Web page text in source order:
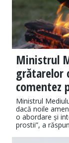
Ministrul
grătarelor
comentez
Ministrul
dacă noile
o abordare și
prostii”, a